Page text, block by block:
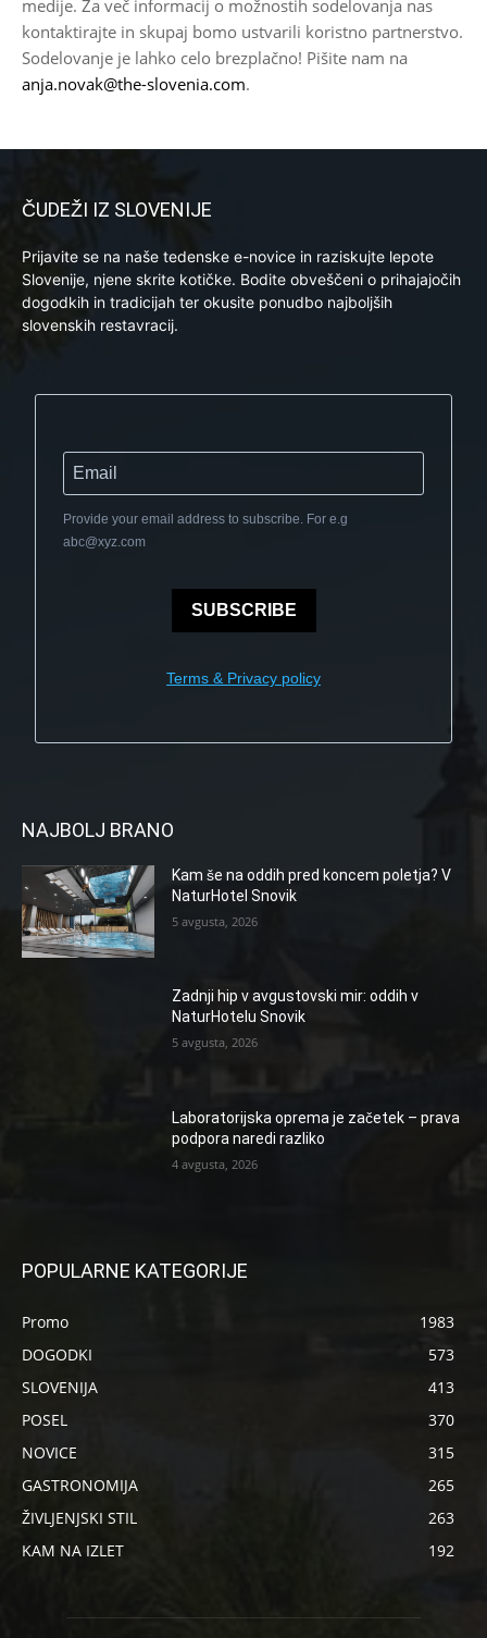
medije. Za več informacij o možnostih sodelovanja nas
kontaktirajte in skupaj bomo ustvarili koristno partnerstvo.
Sodelovanje je lahko celo brezplačno! Pišite nam na
anja.novak@the-slovenia.com.
ČUDEŽI IZ SLOVENIJE
Prijavite se na naše tedenske e-novice in raziskujte lepote
Slovenije, njene skrite kotičke. Bodite obveščeni o prihajajočih
dogodkih in tradicijah ter okusite ponudbo najboljših
slovenskih restavracij.
Provide your email address to subscribe. For e.g
abc@xyz.com
SUBSCRIBE
Terms & Privacy policy
NAJBOLJ BRANO
Kam še na oddih pred koncem poletja? V
NaturHotel Snovik
5 avgusta, 2026
Zadnji hip v avgustovski mir: oddih v
NaturHotelu Snovik
5 avgusta, 2026
Laboratorijska oprema je začetek – prava
podpora naredi razliko
4 avgusta, 2026
POPULARNE KATEGORIJE
Promo
1983
DOGODKI
573
SLOVENIJA
413
POSEL
370
NOVICE
315
GASTRONOMIJA
265
ŽIVLJENJSKI STIL
263
KAM NA IZLET
192